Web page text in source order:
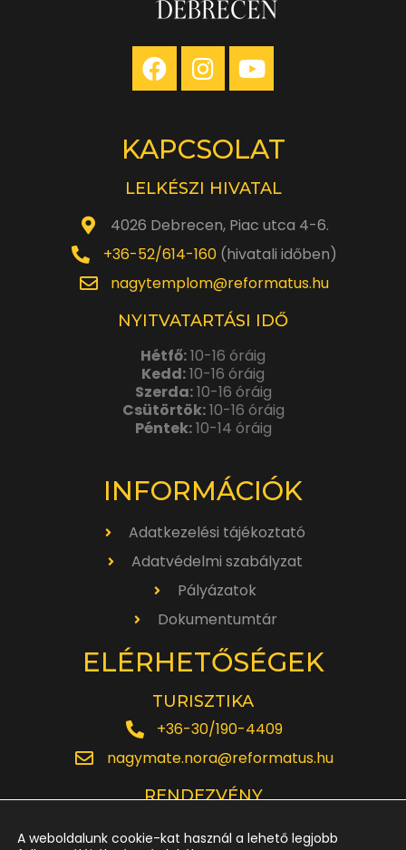
KAPCSOLAT
LELKÉSZI HIVATAL
4026 Debrecen, Piac utca 4-6.
+36-52/614-160(hivatali időben)
nagytemplom@reformatus.hu
NYITVATARTÁSI IDŐ
Hétfő:10-16 óráig
Kedd:10-16 óráig
Szerda:10-16 óráig
Csütörtök:10-16 óráig
Péntek:10-14 óráig
INFORMÁCIÓK
Adatkezelési tájékoztató
Adatvédelmi szabályzat
Pályázatok
Dokumentumtár
ELÉRHETŐSÉGEK
TURISZTIKA
+36-30/190-4409
nagymate.nora@reformatus.hu
RENDEZVÉNY
A weboldalunk cookie-kat használ a lehető legjobb